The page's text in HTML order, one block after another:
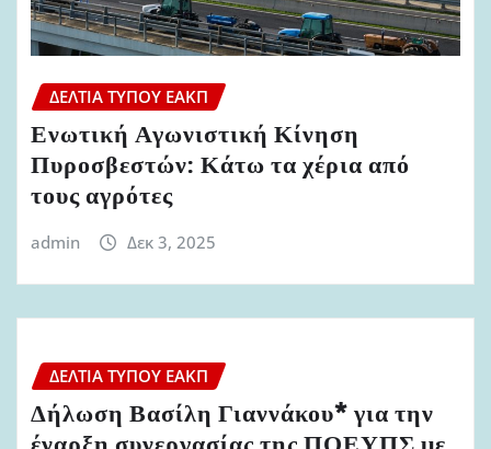
ΔΕΛΤΊΑ ΤΎΠΟΥ ΕΑΚΠ
Ενωτική Αγωνιστική Κίνηση
Πυροσβεστών: Κάτω τα χέρια από
τους αγρότες
admin Δεκ 3, 2025
ΔΕΛΤΊΑ ΤΎΠΟΥ ΕΑΚΠ
Δήλωση Βασίλη Γιαννάκου* για την